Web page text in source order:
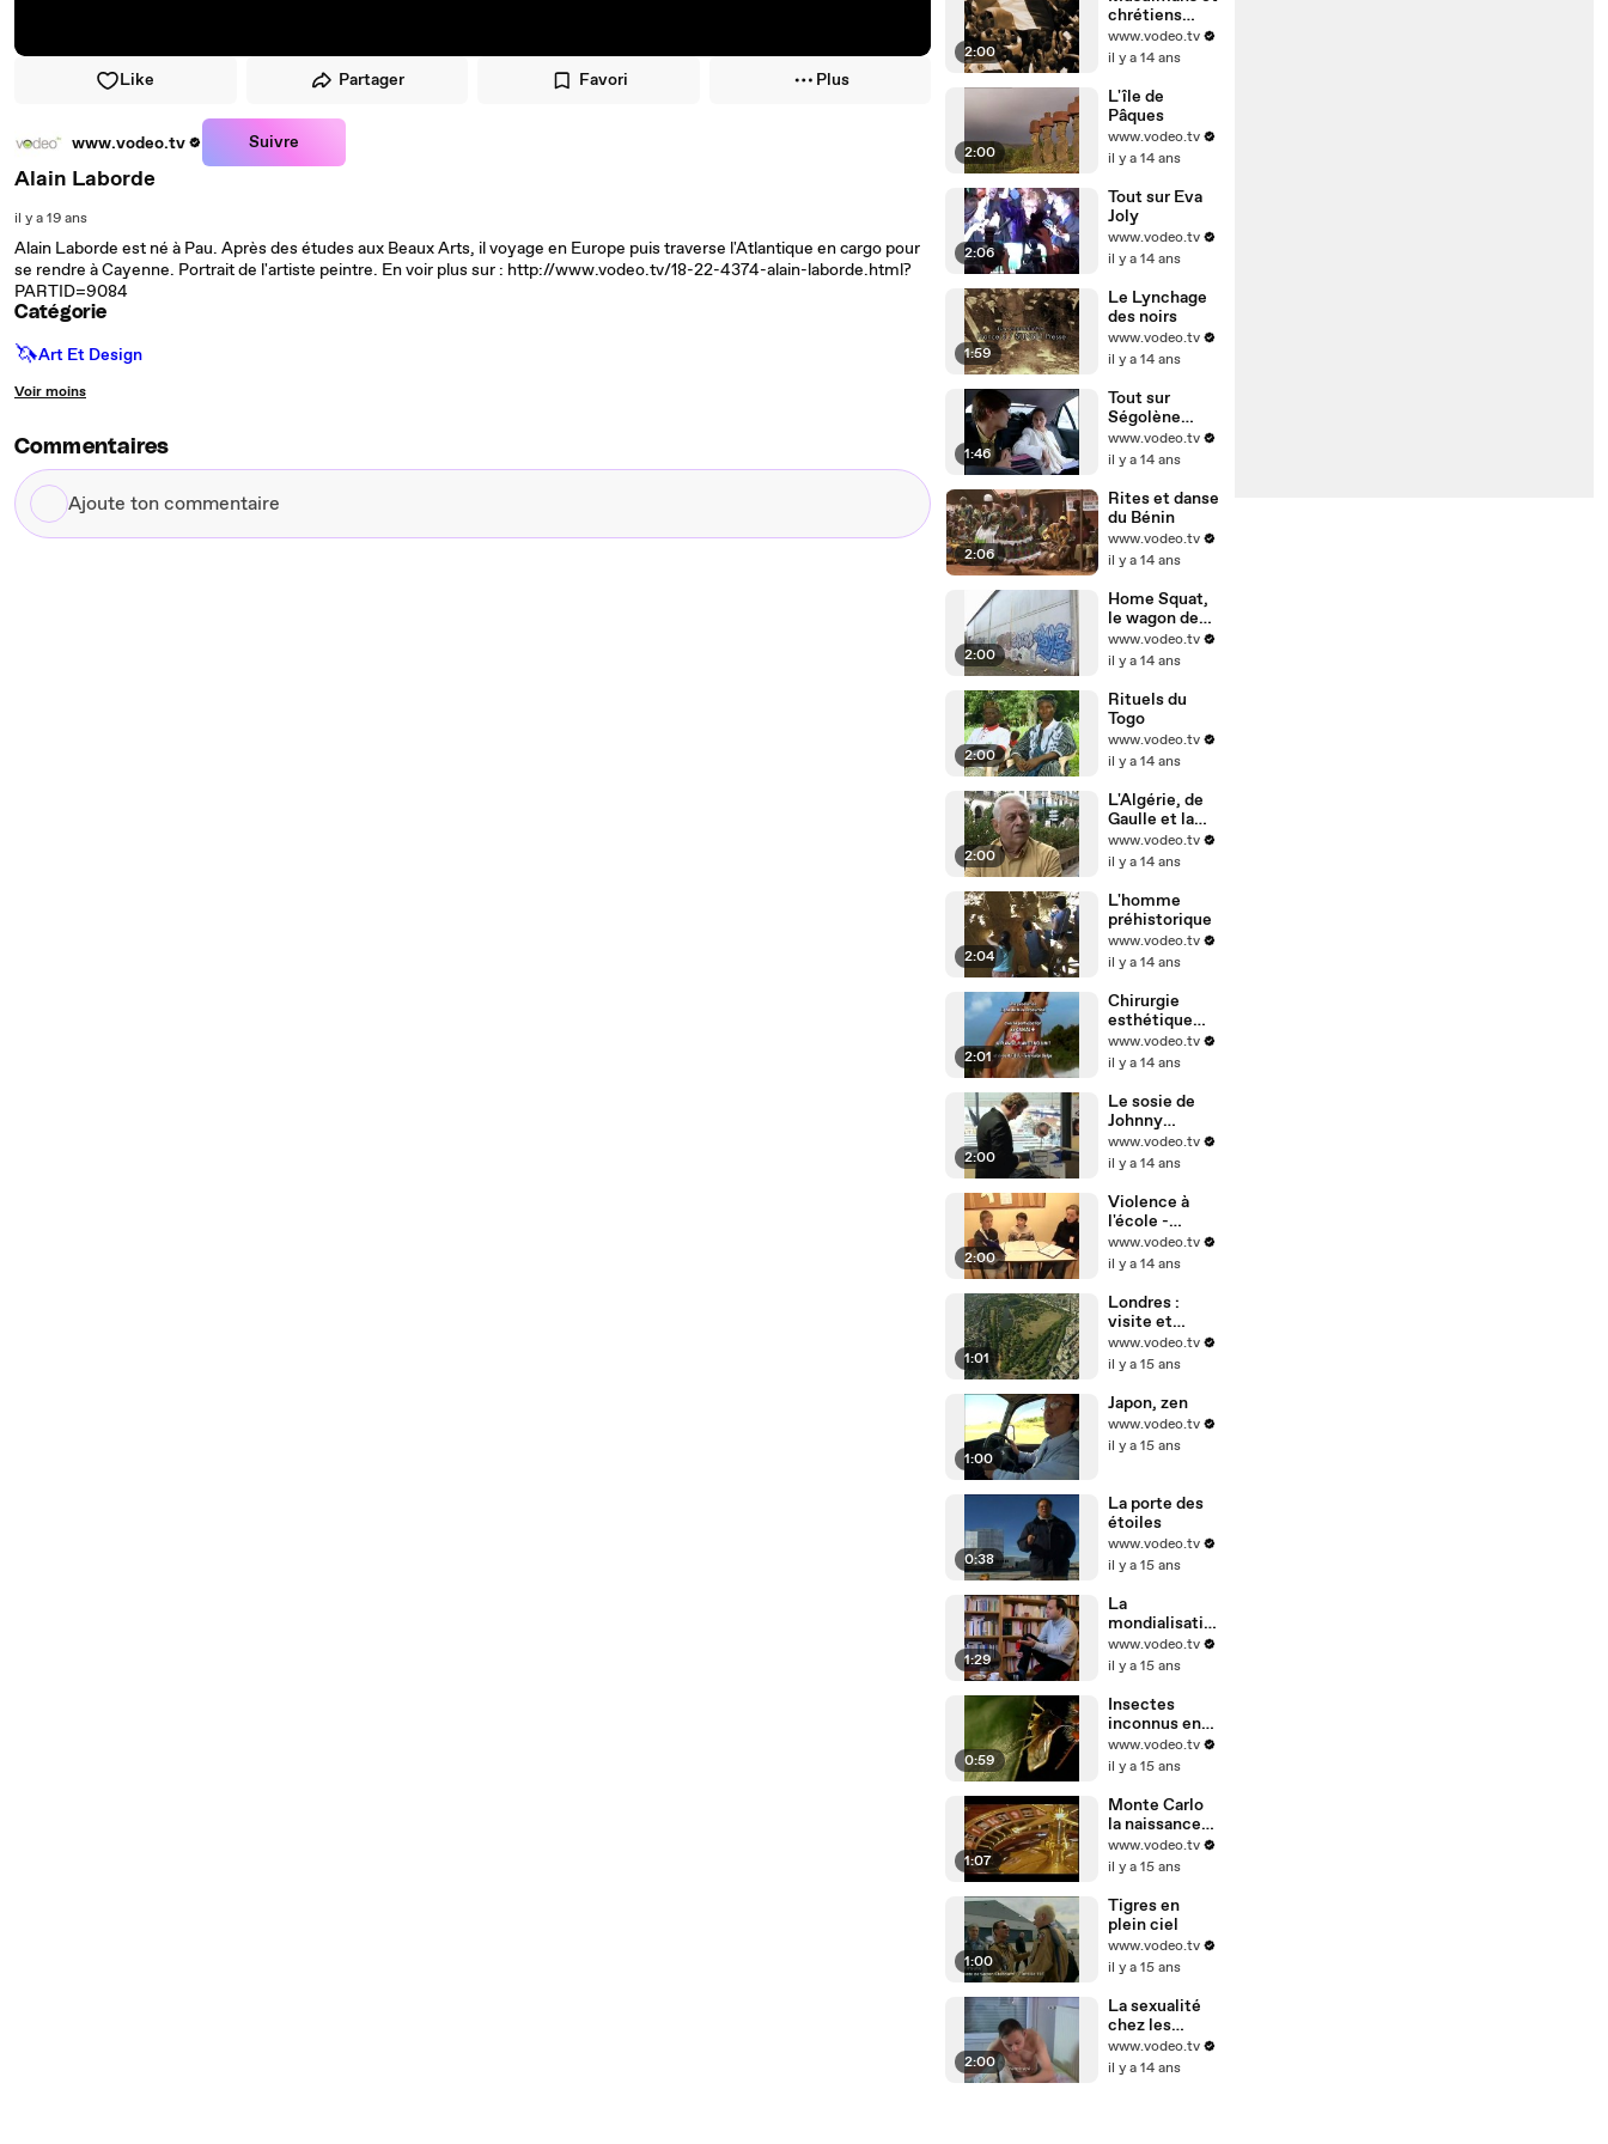
Like Partager Favori Plus
www.vodeo.tv Suivre
Alain Laborde
il y a 19 ans
Alain Laborde est né à Pau. Après des études aux Beaux Arts, il voyage en Europe puis traverse l'Atlantique en cargo pour
se rendre à Cayenne. Portrait de l'artiste peintre. En voir plus sur : http://www.vodeo.tv/18-22-4374-alain-laborde.html?
PARTID=9084
Catégorie
🦄Art Et Design
Voir moins
Commentaires
Ajoute
ton
2:00
chrétiens
d'Egypte
www.vodeo.tv
il y a 14 ans
2:00
L'île de
Pâques
www.vodeo.tv
il y a 14 ans
2:06
Tout sur Eva
Joly
www.vodeo.tv
il y a 14 ans
1:59
Le Lynchage
des noirs
www.vodeo.tv
il y a 14 ans
1:46
Tout sur
Ségolène
Royal
www.vodeo.tv
il y a 14 ans
2:06
Rites et danse
du Bénin
www.vodeo.tv
il y a 14 ans
2:00
Home Squat,
le wagon des
punks
www.vodeo.tv
il y a 14 ans
2:00
Rituels du
Togo
www.vodeo.tv
il y a 14 ans
2:00
L'Algérie, de
Gaulle et la
bombe
www.vodeo.tv
il y a 14 ans
2:04
L'homme
préhistorique
www.vodeo.tv
il y a 14 ans
2:01
Chirurgie
esthétique
par injection
www.vodeo.tv
il y a 14 ans
2:00
Le sosie de
Johnny
Hallyday
www.vodeo.tv
il y a 14 ans
2:00
Violence à
l'école -
harcèlement
scolaire
www.vodeo.tv
il y a 14 ans
1:01
Londres :
visite et
tourisme
www.vodeo.tv
il y a 15 ans
1:00
Japon, zen
www.vodeo.tv
il y a 15 ans
0:38
La porte des
étoiles
www.vodeo.tv
il y a 15 ans
1:29
La
mondialisatio
n vue par les
patrons
www.vodeo.tv
il y a 15 ans
0:59
Insectes
inconnus en
Amazonie
www.vodeo.tv
il y a 15 ans
1:07
Monte Carlo
la naissance
d'un mythe
www.vodeo.tv
il y a 15 ans
1:00
Tigres en
plein ciel
www.vodeo.tv
il y a 15 ans
2:00
La sexualité
chez les
handicapés
www.vodeo.tv
il y a 14 ans